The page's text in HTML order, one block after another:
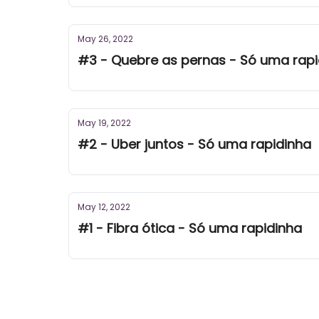
May 26, 2022
#3 - Quebre as pernas - Só uma
May 19, 2022
#2 - Uber juntos - Só uma rapidinha
May 12, 2022
#1 - Fibra ótica - Só uma rapidinha